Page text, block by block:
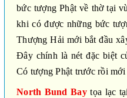
bức tượng Phật về thờ tại
khi có được những bức
Thượng Hải mới bắt đầu
Đây chính là nét đặc biệt
Có tượng Phật trước rồi
North Bund Bay tọa lạc